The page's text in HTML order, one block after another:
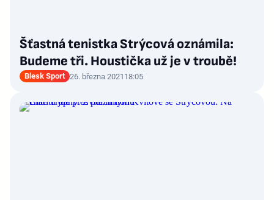
Šťastná tenistka Strýcová oznámila:
Budeme tři. Houstička už je v troubě!
Blesk Sport 26. března 2021 18:05